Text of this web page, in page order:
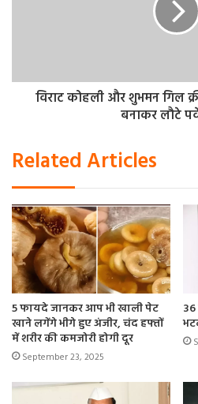
विराट कोहली और शुभमन गिल
बनाकर लौटे
Related Articles
5 फायदे जानकर आप भी खाली पेट
खाने लगेंगे भीगे हुए अंजीर, चंद हफ्तों
में शरीर की कमजोरी होगी दूर
September 23, 2025